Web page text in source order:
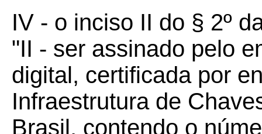
IV - o inciso II do § 2º
"II - ser assinado pelo
digital, certificada por
Infraestrutura de
Brasil, contendo o